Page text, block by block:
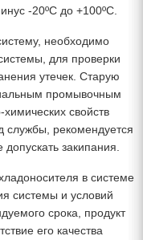
-20ºС до +100ºС.
необходимо
для проверки
утечек. Старую
промывочным
свойств
службы, рекомендуется
допускать закипания.
в системе
системы и условий
срока, продукт
его качества